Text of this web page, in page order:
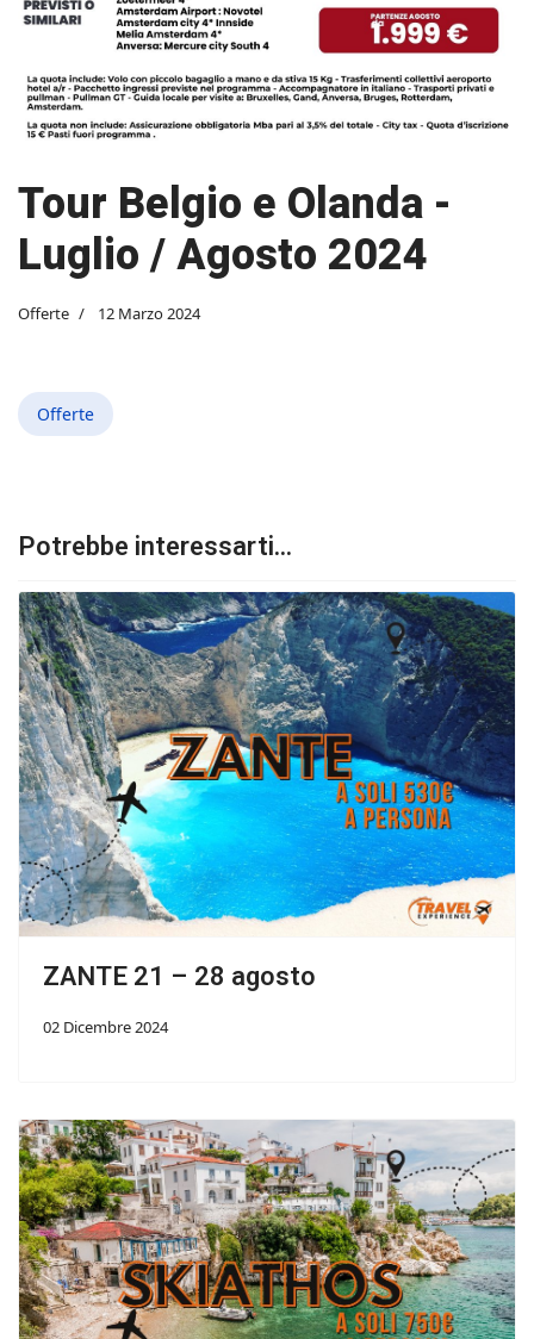
Tour Belgio e Olanda -
Luglio / Agosto 2024
Offerte 12 Marzo 2024
Offerte
Potrebbe interessarti...
ZANTE 21 – 28 agosto
02 Dicembre 2024